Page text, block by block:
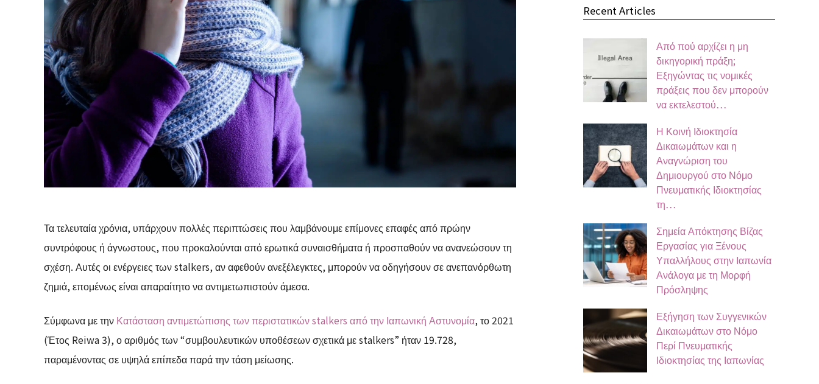
Τα τελευταία χρόνια, υπάρχουν πολλές περιπτώσεις που λαμβάνουμε επίμονες επαφές από πρώην
συντρόφους ή άγνωστους, που προκαλούνται από ερωτικά συναισθήματα ή προσπαθούν να ανανεώσουν τη
σχέση. Αυτές οι ενέργειες των stalkers, αν αφεθούν ανεξέλεγκτες, μπορούν να οδηγήσουν σε ανεπανόρθωτη
ζημιά, επομένως είναι απαραίτητο να αντιμετωπιστούν άμεσα.
Σύμφωνα με την Κατάσταση αντιμετώπισης των περιστατικών stalkers από την Ιαπωνική Αστυνομία, το 2021
(Έτος Reiwa 3), ο αριθμός των “συμβουλευτικών υποθέσεων σχετικά με stalkers” ήταν 19.728,
παραμένοντας σε υψηλά επίπεδα παρά την τάση μείωσης.
Recent Articles
Από πού αρχίζει η μη
δικηγορική πράξη;
Εξηγώντας τις νομικές
πράξεις που δεν μπορούν
να εκτελεστού…
Η Κοινή Ιδιοκτησία
Δικαιωμάτων και η
Αναγνώριση του
Δημιουργού στο Νόμο
Πνευματικής Ιδιοκτησίας
τη…
Σημεία Απόκτησης Βίζας
Εργασίας για Ξένους
Υπαλλήλους στην Ιαπωνία
Ανάλογα με τη Μορφή
Πρόσληψης
Εξήγηση των Συγγενικών
Δικαιωμάτων στο Νόμο
Περί Πνευματικής
Ιδιοκτησίας της Ιαπωνίας